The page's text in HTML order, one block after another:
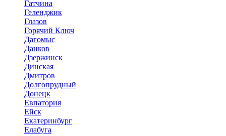
Гатчина
Геленджик
Глазов
Горячий Ключ
Дагомыс
Данков
Дзержинск
Динская
Дмитров
Долгопрудный
Донецк
Евпатория
Ейск
Екатеринбург
Елабуга